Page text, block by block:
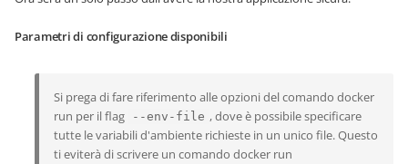
Parametri di configurazione disponibili
Si prega di fare riferimento alle opzioni del comando docker
run per il flag
--env-file , dove è possibile specificare
tutte le variabili d'ambiente richieste in un unico file. Questo
ti eviterà di scrivere un comando docker run